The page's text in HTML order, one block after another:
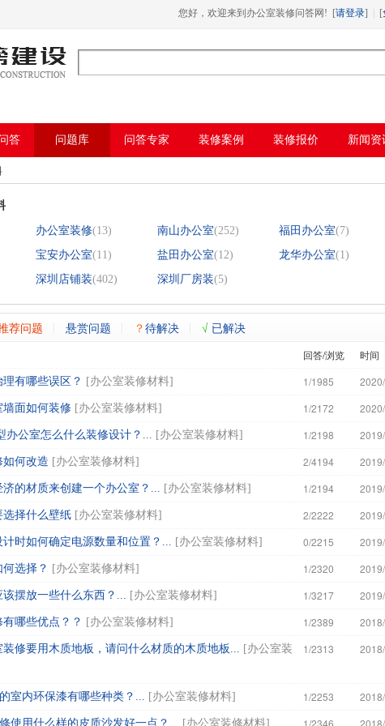
豆成人在线视频,国产AV无码乱码国产精品
您好，欢迎来到办公室装修问答网! [请登录] [
答 问题库 问答专家 装修案例 装修报价 新闻资
办公室装修(13) 南山办公室(252) 福田办公室(7)
宝安办公室(11) 盐田办公室(12) 龙华办公室(1)
深圳店铺装(402) 深圳厂房装(5)
荐问题 悬赏问题 ？待解决 √ 已解决
回答/浏览 时间
有哪些误区？ [办公室装修材料] 1/1985
面如何装修 [办公室装修材料] 1/2172
公室怎么什么装修设计？... [办公室装修材料] 1/2198
何改造 [办公室装修材料] 2/4194
材质来创建一个办公室？... [办公室装修材料] 1/2194
选择什么壁纸 [办公室装修材料] 2/2222
时如何确定电源数量和位置？... [办公室装修材料] 0/2215
择？ [办公室装修材料] 1/2320
摆放一些什么东西？... [办公室装修材料] 1/3217
优点？？ [办公室装修材料] 1/2389
修要用木质地板，请问什么材质的木质地板... [办公室装
1/2313
室内环保漆有哪些种类？... [办公室装修材料] 1/2253
使用什么样的皮质沙发好一点？... [办公室装修材料] 1/2346